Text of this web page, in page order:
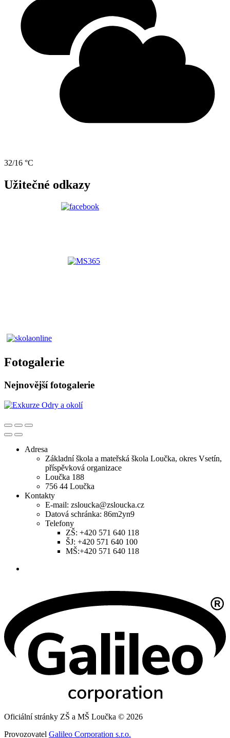
32/16 °C
Užitečné odkazy
Fotogalerie
Nejnovější fotogalerie
Adresa
Základní škola a mateřská škola Loučka, okres Vsetín,
příspěvková organizace
Loučka 188
756 44 Loučka
Kontakty
E-mail: zsloucka@zsloucka.cz
Datová schránka: 86m2yn9
Telefony
ZŠ: +420 571 640 118
ŠJ: +420 571 640 100
MŠ:+420 571 640 118
Oficiální stránky ZŠ a MŠ Loučka © 2026
Provozovatel Galileo Corporation s.r.o.